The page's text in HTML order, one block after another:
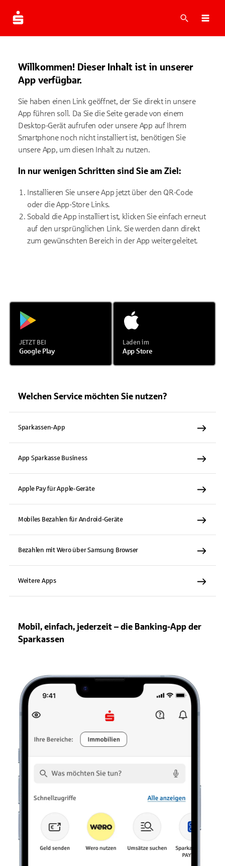
Suche
Willkommen! Dieser Inhalt ist in unserer
App verfügbar.
Sie haben einen Link geöffnet, der Sie direkt in unsere
App führen soll. Da Sie die Seite gerade von einem
Desktop-Gerät aufrufen oder unsere App auf Ihrem
Smartphone noch nicht installiert ist, benötigen Sie
unsere App, um diesen Inhalt zu nutzen.
In nur wenigen Schritten sind Sie am Ziel:
Installieren Sie unsere App jetzt über den QR-Code
oder die App-Store Links.
Sobald die App installiert ist, klicken Sie einfach erneut
auf den ursprünglichen Link. Sie werden dann direkt
zum gewünschten Bereich in der App weitergeleitet.
JETZT BEI
Google Play
Laden im
App Store
Welchen Service möchten Sie nutzen?
Sparkassen-App
App Sparkasse Business
Apple Pay für Apple-Geräte
Mobiles Bezahlen für Android-Geräte
Bezahlen mit Wero über Samsung Browser
Weitere Apps
Mobil, einfach, jederzeit – die Banking-App der
Sparkassen